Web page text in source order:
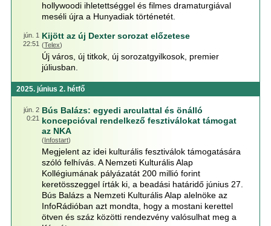
hollywoodi ihletettséggel és filmes dramaturgiával
meséli újra a Hunyadiak történetét.
jún. 1
22:51
Kijött az új Dexter sorozat előzetese
(Telex)
Új város, új titkok, új sorozatgyilkosok, premier
júliusban.
2025. június 2. hétfő
jún. 2
0:21
Bús Balázs: egyedi arculattal és önálló
koncepcióval rendelkező fesztiválokat támogat
az NKA
(Infostart)
Megjelent az idei kulturális fesztiválok támogatására
szóló felhívás. A Nemzeti Kulturális Alap
Kollégiumának pályázatát 200 millió forint
keretösszeggel írták ki, a beadási határidő június 27.
Bús Balázs a Nemzeti Kulturális Alap alelnöke az
InfoRádióban azt mondta, hogy a mostani kerettel
ötven és száz közötti rendezvény valósulhat meg a